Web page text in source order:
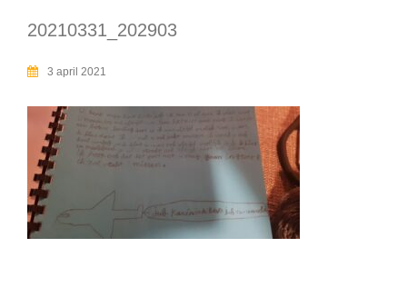
20210331_202903
3 april 2021